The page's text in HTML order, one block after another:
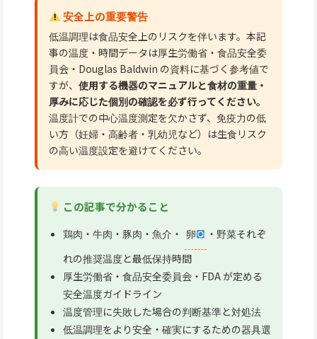
安全上の重要警告
低温調理は食品安全上のリスクを伴います。本記
事の温度・時間データは厚生労働省・食品安全委
員会・Douglas Baldwin の資料に基づく参考値で
すが、 使用する機器のマニュアルと食材の重量・
厚みに応じた個別の確認を必ず行ってください。
温度計での中心温度測定を欠かさず、免疫力の低
い方（妊婦・高齢者・乳幼児など）は生食リスク
の高い温度設定を避けてください。
この記事で分かること
鶏肉・牛肉・豚肉・魚介・ 卵
・野菜それぞ
れの推奨温度と最低保持時間
厚生労働省・食品安全委員会・FDA が定める
安全温度ガイドライン
温度管理に失敗した場合の判断基準と対処法
低温調理をより安全・確実にするための器具選